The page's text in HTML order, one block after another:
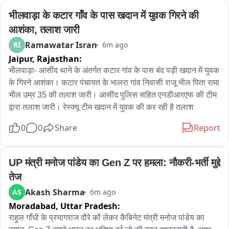
बाईट ----पूनम देवी ग्रामीण
बाईट ---मुकेश कुमारी ग्रामीण
रिपोर्टर राजकुमार सिंह ptc
भीलवाड़ा के कटार गाँव के पास खदान में युवक गिरने की
आशंका, तलाश जारी
RI Ramawatar Isran 6m ago
Jaipur, Rajasthan:
भीलवाड़ा- आसींद थाने के अंतर्गत कटार गांव के पास बंद पड़ी खदान में युवक
के गिरने आशंका। कटार पंचायत के भालरा गांव निवासी राजू भील पिता रामा
भील उम्र 35 की तलाश जारी। आसींद पुलिस सहित एनडीआरएफ की टीम
द्वारा तलाश जारी। रेस्क्यू टीम खदान में युवक की कर रही है तलाश
0 0 Share Report
UP मंत्री मनोज पांडेय का Gen Z पर हमला: नौकरी-भर्ती मुद्दे
तेज
AS Akash Sharma 6m ago
Moradabad, Uttar Pradesh:
राहुल गाँधी के प्रयागराज दौरे कों लेकर कैबिनेट मंत्री मनोज पांडेय का